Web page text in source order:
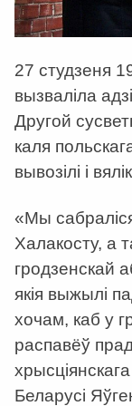
27 студзеня
вызваліла
Другой
каля
вывозілі і
«Мы
Халакосту, а
гродзенскай
якія выжылі
хочам, каб у
распавёў
Беларусі